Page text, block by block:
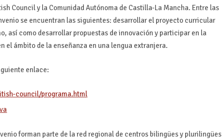
Council y la Comunidad Autónoma de Castilla-La Mancha. Entre las
se encuentran las siguientes: desarrollar el proyecto curricular
así como desarrollar propuestas de innovación y participar en la
el ámbito de la enseñanza en una lengua extranjera.
enlace:
council/programa.html
forman parte de la red regional de centros bilingües y plurilingües